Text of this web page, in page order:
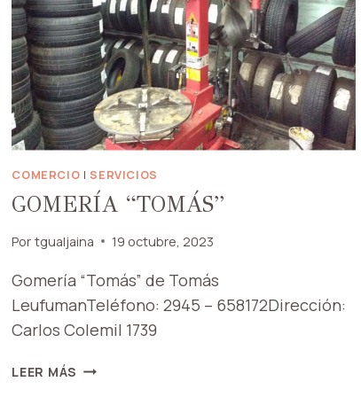
COMERCIO |SERVICIOS
GOMERÍA “TOMÁS”
Por tgualjaina 19 octubre, 2023
Gomería “Tomás” de Tomás
LeufumanTeléfono: 2945 – 658172Dirección:
Carlos Colemil 1739
LEER MÁS GOMERÍA